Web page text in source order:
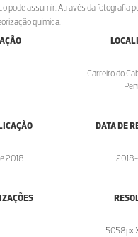
pode assumir. Através da fotografia
química.
Carreiro do
2018
DATA DE
5058px